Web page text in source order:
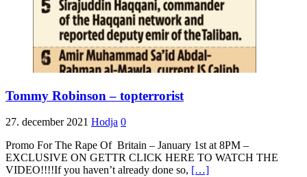
Tommy Robinson – topterrorist
27. december 2021 Hodja 0
Promo For The Rape Of Britain – January 1st at 8PM –
EXCLUSIVE ON GETTR CLICK HERE TO WATCH THE
VIDEO!!!!If you haven’t already done so, […]